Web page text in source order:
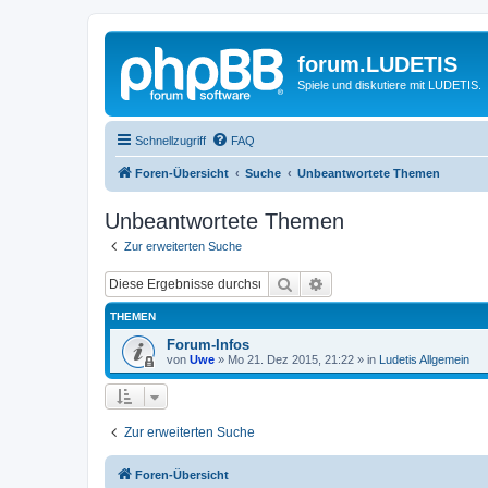
forum.LUDETIS
Spiele und diskutiere mit LUDETIS.
Schnellzugriff FAQ
Foren-Übersicht Suche Unbeantwortete Themen
Unbeantwortete Themen
Zur erweiterten Suche
Suche
THEMEN
Forum-Infos
von Uwe » Mo 21. Dez 2015, 21:22 » in Ludetis Allgemein
Zur erweiterten Suche
Foren-Übersicht